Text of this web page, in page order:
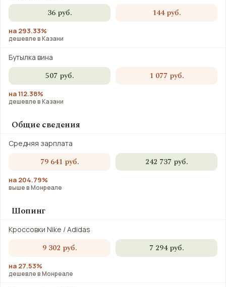
36 руб. 144 руб.
на 293.33%
дешевле в Казани
Бутылка вина
507 руб. 1 077 руб.
на 112.38%
дешевле в Казани
Общие сведения
Средняя зарплата
79 641 руб. 242 737 руб.
на 204.79%
выше в Монреале
Шопинг
Кроссовки Nike / Adidas
9 302 руб. 7 294 руб.
на 27.53%
дешевле в Монреале